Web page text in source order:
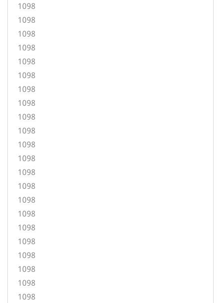
1098
1098
1098
1098
1098
1098
1098
1098
1098
1098
1098
1098
1098
1098
1098
1098
1098
1098
1098
1098
1098
1098